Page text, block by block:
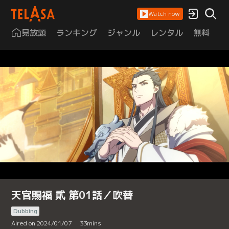
Watch now
見放題 ランキング ジャンル レンタル 無料
天官賜福 貮 第01話／吹替
Dubbing
Aired on 2024/01/07
33mins